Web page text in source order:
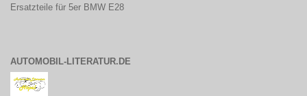
Ersatzteile für 5er BMW E28
AUTOMOBIL-LITERATUR.DE